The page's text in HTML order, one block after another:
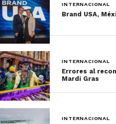
INTERNACIONAL
Brand USA,
INTERNACIONAL
Errores al
Mardi Gras
INTERNACIONAL